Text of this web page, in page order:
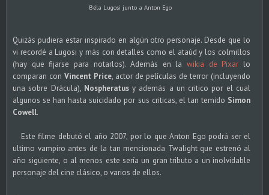
Béla Lugosi junto a Anton Ego
Quizás pudiera estar inspirado en algún otro personaje. Desde que lo
vi recordé a Lugosi y más con detalles como el ataúd y los colmillos
(hay que fijarse para notarlos). Además en lawikia de Pixar lo
comparan con Vincent Price, actor de películas de terror (incluyendo
una sobre Drácula), Nospheratusy además a un critico por el cual
algunos se han hasta suicidado por sus criticas, el tan temido Simon
Cowell.
Este filme debutó el año 2007, por lo que Anton Ego podrá ser el
ultimo vampiro antes de la tan mencionada Twalight que estrenó al
año siguiente, o al menos este sería un gran tributo a un inolvidable
personaje del cine clásico, o varios de ellos.